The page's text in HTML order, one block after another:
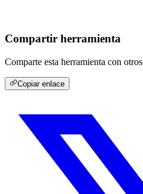
Compartir herramienta
Comparte esta herramienta con otros
Copiar enlace